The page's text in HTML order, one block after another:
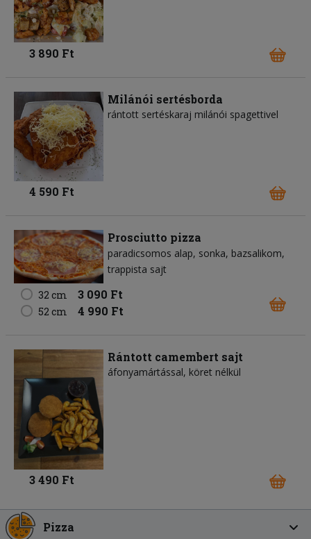
3 890 Ft
Milánói sertésborda
rántott sertéskaraj milánói spagettivel
4 590 Ft
Prosciutto pizza
paradicsomos alap sonka bazsalikom
trappista sajt
32 cm
3 090 Ft
52 cm 4 990 Ft
Rántott camembert sajt
áfonyamártással, köret nélkül
3 490 Ft
Pizza